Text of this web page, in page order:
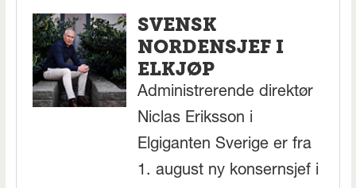
SVENSK
NORDENSJEF I
ELKJØP
Administrerende direktør
Niclas Eriksson i
Elgiganten Sverige er fra
1. august ny konsernsjef i